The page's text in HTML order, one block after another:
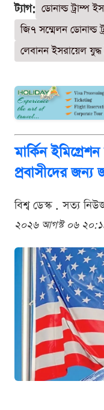
ট্যাগ: ডোনাল্ড ট্রাম্প
জি৭ সম্মেলন ডোনাল্ড
লেবানন ইসরায়েল যুদ্ধ
মার্কিন
প্রবাসীদের জন্য
বিশ্ব ডেস্ক . সত্য
২০২৬ আগস্ট ০৬